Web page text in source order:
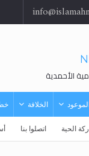
الأحمدية
الخلافة
الحية اتصلوا بنا